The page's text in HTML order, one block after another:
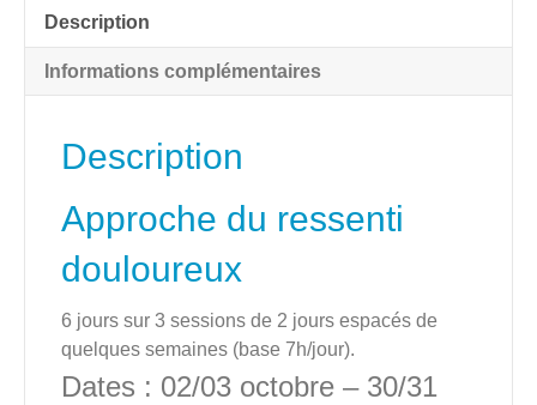
Malakoff
Octobre
Description
Informations complémentaires
Description
Approche du ressenti
douloureux
6 jours sur 3 sessions de 2 jours espacés de
quelques semaines (base 7h/jour).
Dates : 02/03 octobre – 30/31